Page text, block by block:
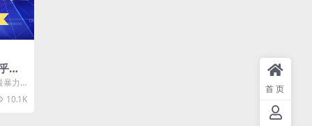
日
暴力
10.1K
首页